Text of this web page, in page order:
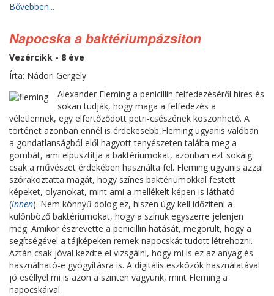
Bővebben...
Napocska a baktériumpázsiton
Vezércikk - 8 éve
Írta: Nádori Gergely
Alexander Fleming a penicillin felfedezéséről híres és
sokan tudják, hogy maga a felfedezés a
véletlennek, egy elfertőződött petri-csészének köszönhető. A
történet azonban ennél is érdekesebb,Fleming ugyanis valóban
a gondatlanságból elől hagyott tenyészeten találta meg a
gombát, ami elpusztítja a baktériumokat, azonban ezt sokáig
csak a művészet érdekében használta fel. Fleming ugyanis azzal
szórakoztatta magát, hogy színes baktériumokkal festett
képeket, olyanokat, mint ami a mellékelt képen is látható
(innen). Nem könnyű dolog ez, hiszen úgy kell időzíteni a
különböző baktériumokat, hogy a színük egyszerre jelenjen
meg. Amikor észrevette a penicillin hatását, megörült, hogy a
segítségével a tájképeken remek napocskát tudott létrehozni.
Aztán csak jóval kezdte el vizsgálni, hogy mi is ez az anyag és
használható-e gyógyításra is. A digitális eszközök használatával
jó eséllyel mi is azon a szinten vagyunk, mint Fleming a
napocskáival